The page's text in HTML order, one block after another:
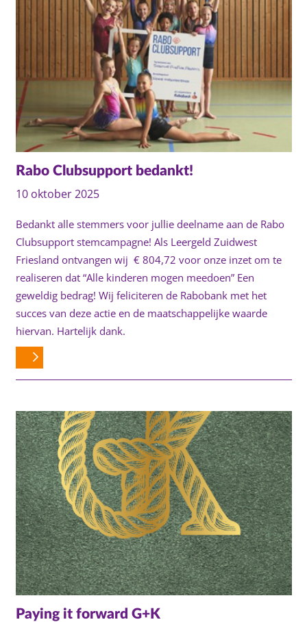
Rabo Clubsupport bedankt!
10 oktober 2025
Bedankt alle stemmers voor jullie deelname aan de Rabo
Clubsupport stemcampagne! Als Leergeld Zuidwest
Friesland ontvangen wij € 804,72 voor onze inzet om te
realiseren dat “Alle kinderen mogen meedoen” Een
geweldig bedrag! Wij feliciteren de Rabobank met het
succes van deze actie en de maatschappelijke waarde
hiervan. Hartelijk dank.
Paying it forward G+K